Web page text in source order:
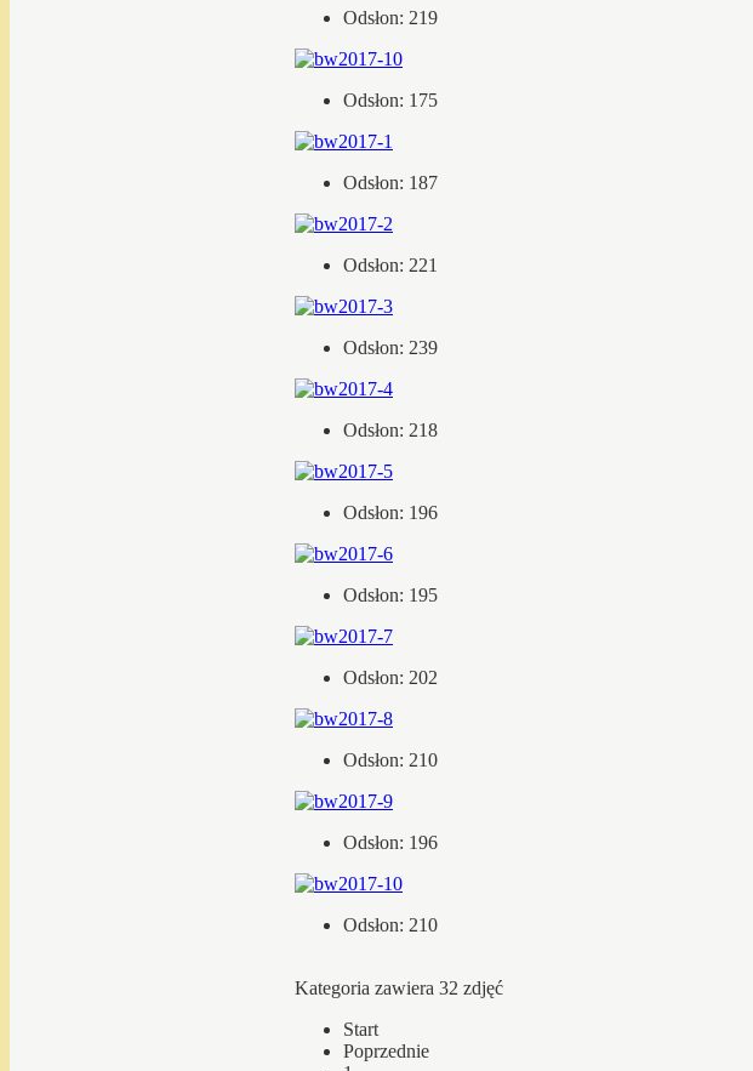
Odsłon: 219
Odsłon: 175
Odsłon: 187
Odsłon: 221
Odsłon: 239
Odsłon: 218
Odsłon: 196
Odsłon: 195
Odsłon: 202
Odsłon: 210
Odsłon: 196
Odsłon: 210
Kategoria zawiera 32 zdjęć
Start
Poprzednie